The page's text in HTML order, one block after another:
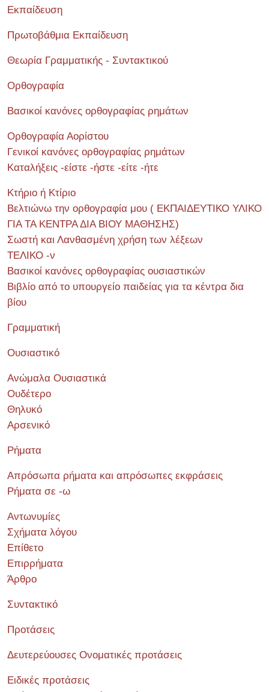
Εκπαίδευση
Πρωτοβάθμια Εκπαίδευση
Θεωρία Γραμματικής - Συντακτικού
Ορθογραφία
Βασικοί κανόνες ορθογραφίας ρημάτων
Ορθογραφία Αορίστου
Γενικοί κανόνες ορθογραφίας ρημάτων
Καταλήξεις -είστε -ήστε -είτε -ήτε
Κτήριο ή Κτίριο
Βελτιώνω την ορθογραφία μου ( ΕΚΠΑΙΔΕΥΤΙΚΟ ΥΛΙΚΟ
ΓΙΑ ΤΑ ΚΕΝΤΡΑ ΔΙΑ ΒΙΟΥ ΜΑΘΗΣΗΣ)
Σωστή και Λανθασμένη χρήση των λέξεων
ΤΕΛΙΚΟ -ν
Βασικοί κανόνες ορθογραφίας ουσιαστικών
Βιβλίο από το υπουργείο παιδείας για τα κέντρα δια
βίου
Γραμματική
Ουσιαστικό
Ανώμαλα Ουσιαστικά
Ουδέτερο
Θηλυκό
Αρσενικό
Ρήματα
Απρόσωπα ρήματα και απρόσωπες εκφράσεις
Ρήματα σε -ω
Αντωνυμίες
Σχήματα λόγου
Επίθετο
Επιρρήματα
Άρθρο
Συντακτικό
Προτάσεις
Δευτερεύουσες Ονοματικές προτάσεις
Ειδικές προτάσεις